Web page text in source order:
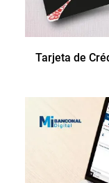
Tarjeta de